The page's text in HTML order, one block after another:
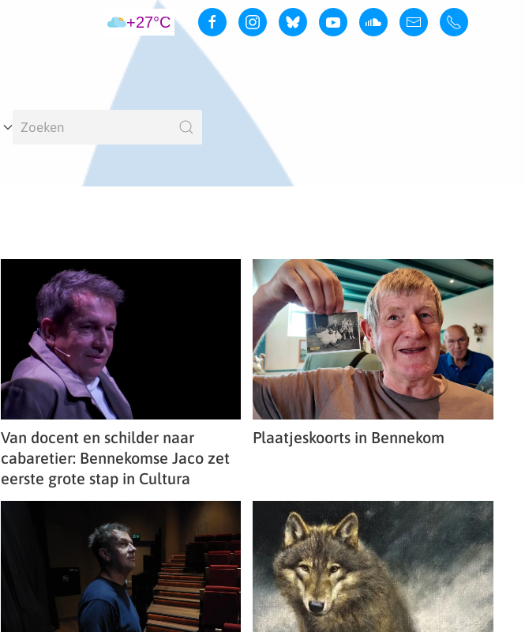
+27°C
Van docent en schilder naar
cabaretier: Bennekomse Jaco zet
eerste grote stap in Cultura
Plaatjeskoorts in Bennekom